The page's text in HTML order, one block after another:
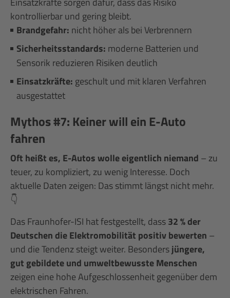
kontrollierbar und gering bleibt.
Brandgefahr: nicht höher als bei Verbrennern
Sicherheitsstandards: moderne Batterien und
Sensorik reduzieren Risiken deutlich
Einsatzkräfte: geschult und mit klaren Verfahren
ausgestattet
Mythos #7: Keiner will ein E-Auto
fahren
Oft heißt es, E-Autos wolle eigentlich niemand – zu
teuer, zu kompliziert, zu wenig Interesse. Doch
aktuelle Daten zeigen: Das stimmt längst nicht mehr.
👇
Das Fraunhofer-ISI hat festgestellt, dass32 % der
Deutschen die Elektromobilität positiv bewerten –
und die Tendenz steigt weiter. Besondersjüngere,
gut gebildete und umweltbewusste Menschen
zeigen eine hohe Aufgeschlossenheit gegenüber dem
elektrischen Fahren.